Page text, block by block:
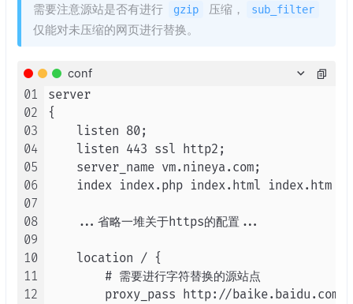
需要注意源站是否有进行 gzip 压缩， sub_filter
仅能对未压缩的网页进行替换。
conf
01
02
03
04
05
06
07
08
09
10
11
12
server
{
    listen 80;
    listen 443 ssl http2;
    server_name vm.nineya.com;
index index.php index.html index.htm
    ...省略一堆关于https的配置...
    location / {
        # 需要进行字符替换的源站点
        proxy_pass http://baike.baidu.com;